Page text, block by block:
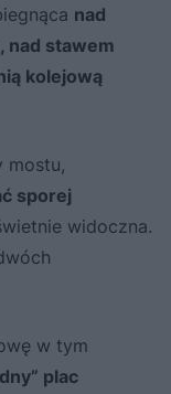
nad
nad stawem
kolejową
mostu,
sporej
widoczna.
w tym
plac